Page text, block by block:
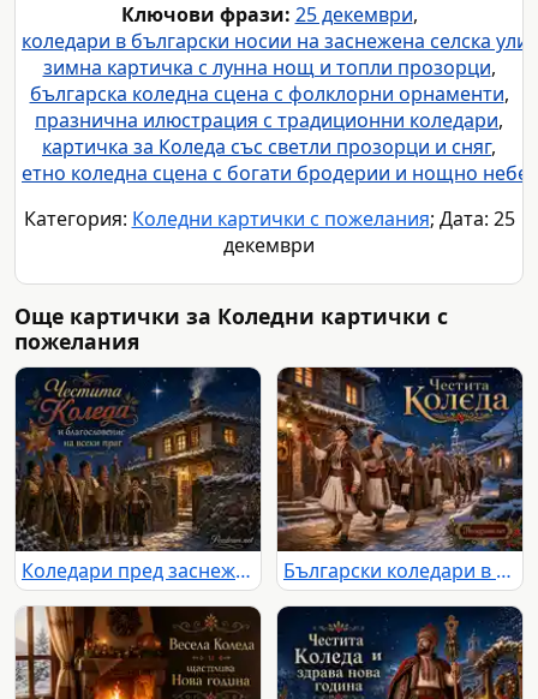
Ключови фрази: 25 декември,
коледари в български носии на заснежена селска
зимна картичка с лунна нощ и топли прозорци,
българска коледна сцена с фолклорни орнаменти,
празнична илюстрация с традиционни коледари,
картичка за Коледа със светли прозорци и сняг,
етно коледна сцена с богати бродерии и нощно небе
Категория: Коледни картички с пожелания; Дата: 25
декември
Още картички за Коледни картички с
пожелания
Коледари пред заснежена селска къща под звездно небе Български коледари в заснежено село с надпис „Честита Коледа“